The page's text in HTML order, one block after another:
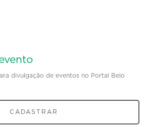
divulgação de eventos no Portal Belo
CADASTRAR